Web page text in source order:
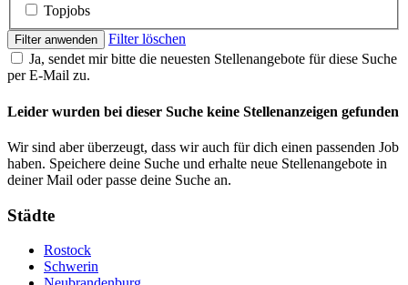
Topjobs
Filter anwenden
Filter löschen
Ja, sendet mir bitte die neuesten Stellenangebote für diese Suche
per E-Mail zu.
Leider wurden bei dieser Suche keine Stellenanzeigen gefunden
Wir sind aber überzeugt, dass wir auch für dich einen passenden Job
haben. Speichere deine Suche und erhalte neue Stellenangebote in
deiner Mail oder passe deine Suche an.
Städte
Rostock
Schwerin